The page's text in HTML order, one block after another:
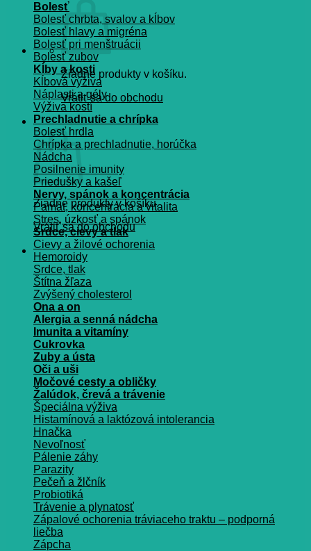
Žiadne produkty v košíku.
Vrátiť sa do obchodu
Košík
Žiadne produkty v košíku.
Vrátiť sa do obchodu
Bolesť
Bolesť chrbta, svalov a kĺbov
Bolesť hlavy a migréna
Bolesť pri menštruácii
Bolesť zubov
Kĺby a kosti
Kĺbová výživa
Náplasti a gély
Výživa kostí
Prechladnutie a chrípka
Bolesť hrdla
Chrípka a prechladnutie, horúčka
Nádcha
Posilnenie imunity
Priedušky a kašeľ
Nervy, spánok a koncentrácia
Pamät, koncentrácia a vitalita
Stres, úzkosť a spánok
Srdce, cievy a tlak
Cievy a žilové ochorenia
Hemoroidy
Srdce, tlak
Štítna žľaza
Zvýšený cholesterol
Ona a on
Alergia a senná nádcha
Imunita a vitamíny
Cukrovka
Zuby a ústa
Oči a uši
Močové cesty a obličky
Žalúdok, črevá a trávenie
Špeciálna výživa
Histamínová a laktózová intolerancia
Hnačka
Nevoľnosť
Pálenie záhy
Parazity
Pečeň a žlčník
Probiotiká
Trávenie a plynatosť
Zápalové ochorenia tráviaceho traktu – podporná
liečba
Zápcha